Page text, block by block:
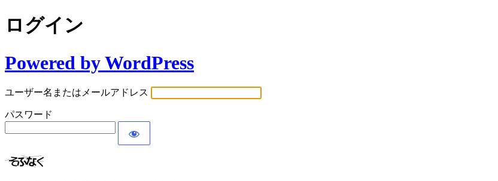
ログイン
Powered by WordPress
ユーザー名またはメールアドレス
パスワード